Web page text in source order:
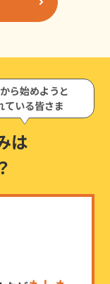
ら始めようと
ている皆さま
は